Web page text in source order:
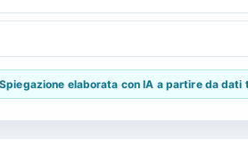
elaborata con IA a partire da